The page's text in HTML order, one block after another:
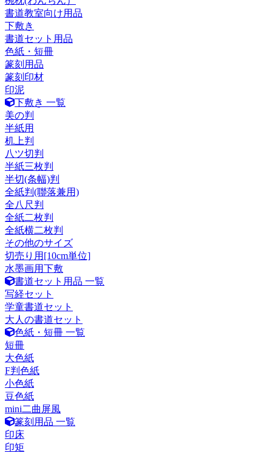
書道教室向け用品
下敷き
書道セット用品
色紙・短冊
篆刻用品
篆刻印材
印泥
下敷き 一覧
美の判
半紙用
机上判
八ツ切判
半紙三枚判
半切(条幅)判
全紙判(聯落兼用)
全八尺判
全紙二枚判
全紙横二枚判
その他のサイズ
切売り用[10cm単位]
水墨画用下敷
書道セット用品 一覧
写経セット
学童書道セット
大人の書道セット
色紙・短冊 一覧
短冊
大色紙
F判色紙
小色紙
豆色紙
mini二曲屏風
篆刻用品 一覧
印床
印矩